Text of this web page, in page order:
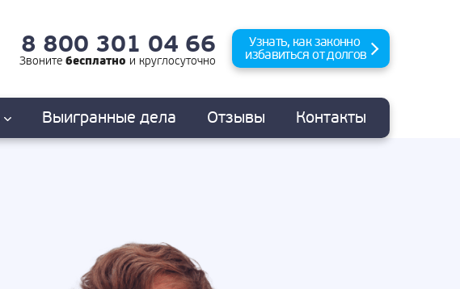
8 800 301 04 66
Звонитебесплатно икруглосуточно
Узнать, как законно
избавиться от долгов
Выигранные дела Отзывы Контакты